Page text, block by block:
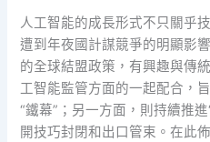
人工智能的成長形式不只關乎
遭到年夜國計謀競爭的明顯影
的全球結盟政策，有興趣與
工智能監管方面的一起配合，
“鐵幕”；另一方面，則持續推
開技巧封閉和出口管束。在此